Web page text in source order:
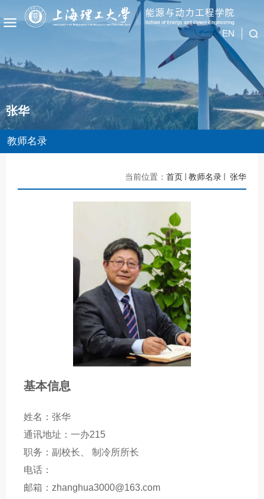
EN
张华
教师名录
当前位置： 首页 教师名录 张华
基本信息
姓名：张华
通讯地址：一办215
职务：副校长、 制冷所所长
电话：
邮箱：zhanghua3000@163.com